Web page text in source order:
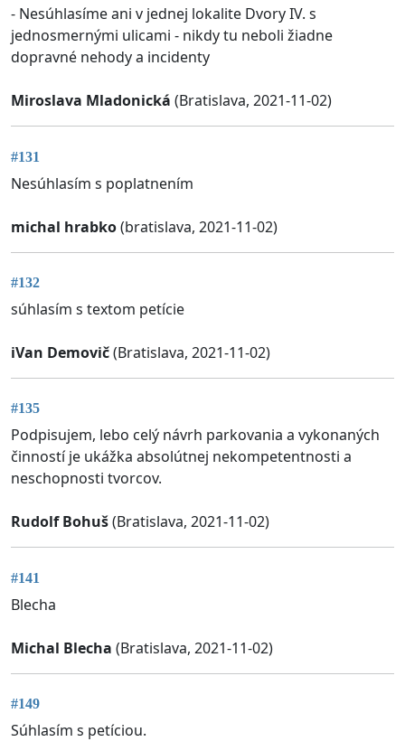
- Nesúhlasíme ani v jednej lokalite Dvory IV. s
jednosmernými ulicami - nikdy tu neboli žiadne
dopravné nehody a incidenty
Miroslava Mladonická (Bratislava, 2021-11-02)
#131
Nesúhlasím s poplatnením
michal hrabko(bratislava, 2021-11-02)
#132
súhlasím s textom petície
iVan Demovič(Bratislava, 2021-11-02)
#135
Podpisujem, lebo celý návrh parkovania a vykonaných
činností je ukážka absolútnej nekompetentnosti a
neschopnosti tvorcov.
Rudolf Bohuš(Bratislava, 2021-11-02)
#141
Blecha
Michal Blecha (Bratislava, 2021-11-02)
#149
Súhlasím s petíciou.